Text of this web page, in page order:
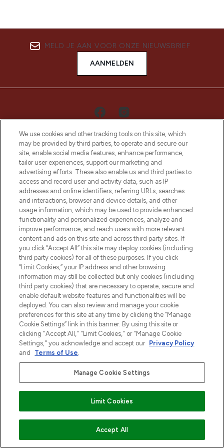
VOEG TOE AAN WINKELMANDJE
MELD JE AAN VOOR ONZE NIEUWSBRIEF
AANMELDEN
LOOKFANTASTIC is de ultieme online
beautybestemming van Europa, met de
beste huidverzorging, haarproducten en
make-up van meer dan 200 topmerken.
Shop online of via de app, met gratis
verzending vanaf €40.
Cookie-toestemming
Do Not Sell or Share My Personal
Information
HELP & INFORMATIE
BEDRIJFSINFORMATIE
Betaal veilig met
We use cookies and other tracking tools on this site, which
may be provided by third parties, to operate and secure our
site, enable social media features, enhance performance,
tailor user experiences, support our marketing and
advertising efforts. These also enable us and third parties to
access and record user and activity data, such as IP
addresses and online identifiers, referring URLs, searches
and interactions, browser and device details, and other
usage information, which may be used to provide enhanced
functionality and personalized experiences, analyze and
improve performance, and reach users with more relevant
content and ads on this site and across third party sites. If
you click “Accept All” this site may deploy cookies (including
third party cookies) for all of these purposes. If you click
“Limit Cookies,” your IP address and other browsing
information may still be collected but only cookies (including
third party cookies) that are necessary to operate, secure and
enable default website features and functionalities will be
deployed. You can also review and manage your cookie
preferences for this site at any time by clicking the “Manage
Cookie Settings” link in this banner. By using this site or
clicking "Accept All," "Limit Cookies," or "Manage Cookie
Settings," you acknowledge and accept our Privacy Policy
and
Terms of Use.
Manage Cookie Settings
Limit Cookies
Accept All